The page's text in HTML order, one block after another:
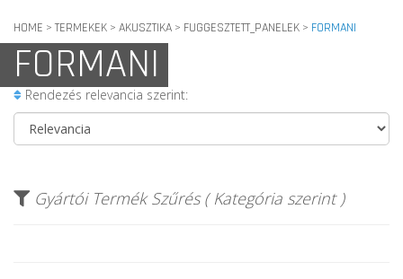
HOME > TERMEKEK > AKUSZTIKA > FUGGESZTETT_PANELEK > FORMANI
FORMANI
Rendezés relevancia szerint:
Gyártói Termék Szűrés ( Kategória szerint )